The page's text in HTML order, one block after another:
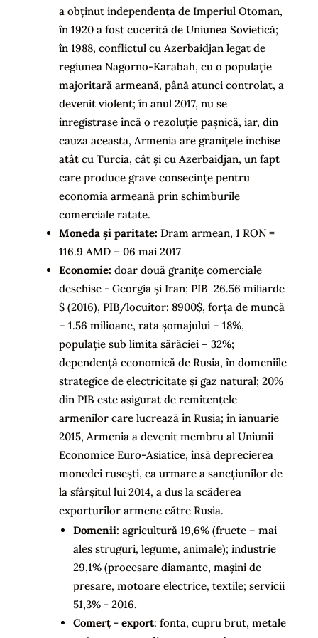
a obținut independența de Imperiul Otoman,
în 1920 a fost cucerită de Uniunea Sovietică;
în 1988, conflictul cu Azerbaidjan legat de
regiunea Nagorno-Karabah, cu o populație
majoritară armeană, până atunci controlat, a
devenit violent; în anul 2017, nu se
înregistrase încă o rezoluție pașnică, iar, din
cauza aceasta, Armenia are granițele închise
atât cu Turcia, cât și cu Azerbaidjan, un fapt
care produce grave consecințe pentru
economia armeană prin schimburile
comerciale ratate.
Moneda și paritate: Dram armean, 1 RON =
116.9 AMD – 06 mai 2017
Economie: doar două granițe comerciale
deschise - Georgia și Iran; PIB 26.56 miliarde
$ (2016), PIB/locuitor: 8900$, forța de muncă
– 1.56 milioane, rata șomajului – 18%,
populație sub limita sărăciei – 32%;
dependență economică de Rusia, în domeniile
strategice de electricitate și gaz natural; 20%
din PIB este asigurat de remitențele
armenilor care lucrează în Rusia; în ianuarie
2015, Armenia a devenit membru al Uniunii
Economice Euro-Asiatice, însă deprecierea
monedei rusești, ca urmare a sancțiunilor de
la sfârșitul lui 2014, a dus la scăderea
exporturilor armene către Rusia.
Domenii: agricultură 19,6% (fructe – mai
ales struguri, legume, animale); industrie
29,1% (procesare diamante, mașini de
presare, motoare electrice, textile; servicii
51,3% - 2016.
Comerț- export: fonta, cupru brut, metale